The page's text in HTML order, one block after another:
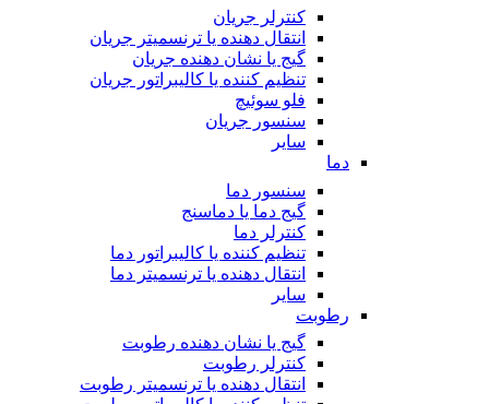
کنترلر جریان
انتقال دهنده یا ترنسمیتر جریان
گیج یا نشان دهنده جریان
تنظیم کننده یا کالیبراتور جریان
فلو سوئیچ
سنسور جریان
سایر
دما
سنسور دما
گیج دما یا دماسنج
کنترلر دما
تنظیم کننده یا کالیبراتور دما
انتقال دهنده یا ترنسمیتر دما
سایر
رطوبت
گیج یا نشان دهنده رطوبت
کنترلر رطوبت
انتقال دهنده یا ترنسمیتر رطوبت